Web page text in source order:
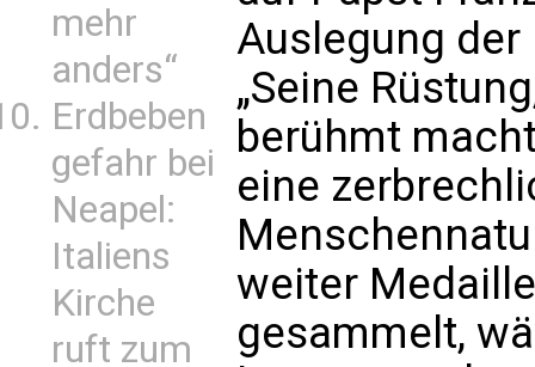
mehr
anders“
Erdbeben
gefahr bei
Neapel:
Italiens
Kirche
ruft zum
Auslegung
„Seine
berühmt
eine
weiter
gesammelt,